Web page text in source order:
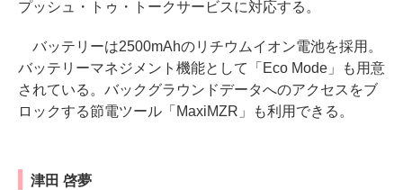
プッシュ・トゥ・トークサービスに対応する。
バッテリーは2500mAhのリチウムイオン電池を採用。
バッテリーマネジメント機能として「Eco Mode」も用意
されている。バックグラウンドデータへのアクセスをブ
ロックする節電ツール「MaxiMZR」も利用できる。
津田 啓夢